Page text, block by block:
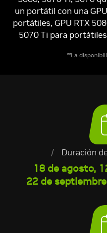
un portátil con una
portátiles, GPU RTX
5070 Ti para
**La
/ Duración
18 de agosto,
22 de